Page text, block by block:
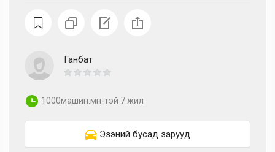
Ганбат
1000машин.мн-тэй 7 жил
Эзэний бусад зарууд